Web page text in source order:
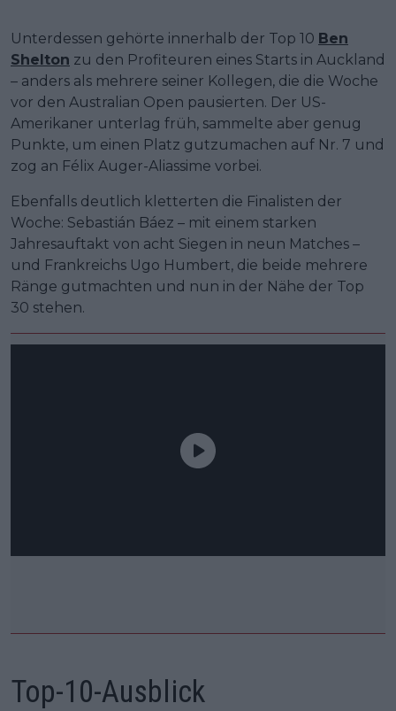
Unterdessen gehörte innerhalb der Top 10 Ben
Shelton zu den Profiteuren eines Starts in Auckland
– anders als mehrere seiner Kollegen, die die Woche
vor den Australian Open pausierten. Der US-
Amerikaner unterlag früh, sammelte aber genug
Punkte, um einen Platz gutzumachen auf Nr. 7 und
zog an Félix Auger-Aliassime vorbei.
Ebenfalls deutlich kletterten die Finalisten der
Woche: Sebastián Báez – mit einem starken
Jahresauftakt von acht Siegen in neun Matches –
und Frankreichs Ugo Humbert, die beide mehrere
Ränge gutmachten und nun in der Nähe der Top
30 stehen.
Top-10-Ausblick